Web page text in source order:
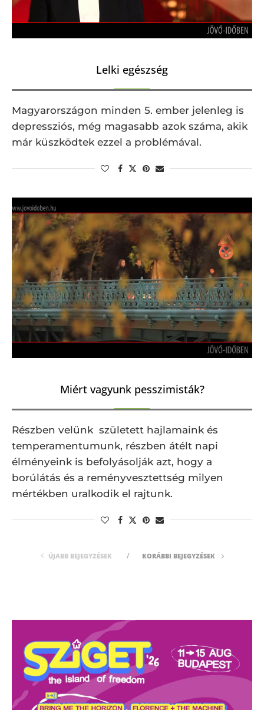
Lelki egészség
Magyarországon minden 5. ember jelenleg is
depressziós, még magasabb azok száma, akik
már küszködtek ezzel a problémával.
Miért vagyunk pesszimisták?
Részben velünk született hajlamaink és
temperamentumunk, részben átélt napi
élményeink is befolyásolják azt, hogy a
borúlátás és a reményvesztettség milyen
mértékben uralkodik el rajtunk.
ÚJABB BEJEGYZÉSEK KORÁBBI BEJEGYZÉSEK